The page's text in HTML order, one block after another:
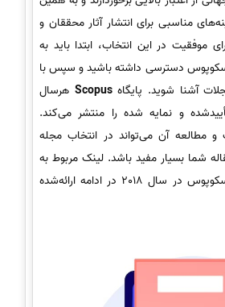
مناسبی برای انتشار آثار محققان و
موفقیت در این انتخاب، ابتدا باید به
دسترسی داشته باشید و سپس با
آشنا شوید. پایگاهScopus هرسال
و نمایه شده را منتشر می‌کند.
مطالعه آن می‌تواند در انتخاب مجله
شما بسیار مفید باشد. لینک مربوط به
نشریات نمایه شده اسکوپوس در سال 2018 در ادامه ارائه‌شده